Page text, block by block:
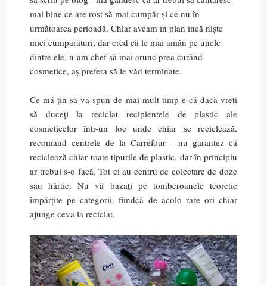
mai bine ce are rost să mai cumpăr și ce nu în
următoarea perioadă. Chiar aveam în plan încă niște
mici cumpărături, dar cred că le mai amân pe unele
dintre ele, n-am chef să mai arunc prea curând
cosmetice, aș prefera să le văd terminate.
Ce mă țin să vă spun de mai mult timp e că dacă vreți
să duceți la reciclat recipientele de plastic ale
cosmeticelor într-un loc unde chiar se reciclează,
recomand centrele de la Carrefour - nu garantez că
reciclează chiar toate tipurile de plastic, dar în principiu
ar trebui s-o facă. Tot ei au centru de colectare de doze
sau hârtie. Nu vă bazați pe tomberoanele teoretic
împărțite pe categorii, fiindcă de acolo rare ori chiar
ajunge ceva la reciclat.